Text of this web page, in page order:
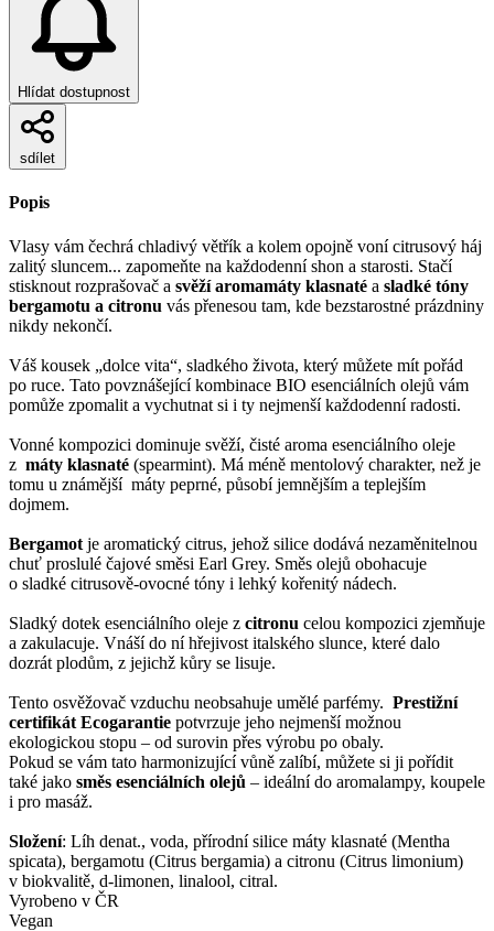
Hlídat dostupnost
sdílet
Popis
Vlasy vám čechrá chladivý větřík a kolem opojně voní citrusový háj
zalitý sluncem... zapomeňte na každodenní shon a starosti. Stačí
stisknout rozprašovač a svěží aromamáty klasnaté a sladké tóny
bergamotu a citronu vás přenesou tam, kde bezstarostné prázdniny
nikdy nekončí.
Váš kousek „dolce vita“, sladkého života, který můžete mít pořád
po ruce. Tato povznášející kombinace BIO esenciálních olejů vám
pomůže zpomalit a vychutnat si i ty nejmenší každodenní radosti.
Vonné kompozici dominuje svěží, čisté aroma esenciálního oleje
z máty klasnaté (spearmint). Má méně mentolový charakter, než je
tomu u známější máty peprné, působí jemnějším a teplejším
dojmem.
Bergamot je aromatický citrus, jehož silice dodává nezaměnitelnou
chuť proslulé čajové směsi Earl Grey. Směs olejů obohacuje
o sladké citrusově-ovocné tóny i lehký kořenitý nádech.
Sladký dotek esenciálního oleje z citronu celou kompozici zjemňuje
a zakulacuje. Vnáší do ní hřejivost italského slunce, které dalo
dozrát plodům, z jejichž kůry se lisuje.
Tento osvěžovač vzduchu neobsahuje umělé parfémy. Prestižní
certifikát Ecogarantie potvrzuje jeho nejmenší možnou
ekologickou stopu – od surovin přes výrobu po obaly.
Pokud se vám tato harmonizující vůně zalíbí, můžete si ji pořídit
také jako směs esenciálních olejů – ideální do aromalampy, koupele
i pro masáž.
Složení: Líh denat., voda, přírodní silice máty klasnaté (Mentha
spicata), bergamotu (Citrus bergamia) a citronu (Citrus limonium)
v biokvalitě, d-limonen, linalool, citral.
Vyrobeno v ČR
Vegan